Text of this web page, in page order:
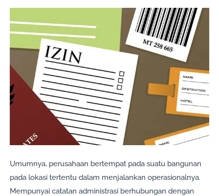
Umumnya, perusahaan bertempat pada suatu bangunan
pada lokasi tertentu dalam menjalankan operasionalnya.
Mempunyai catatan administrasi berhubungan dengan